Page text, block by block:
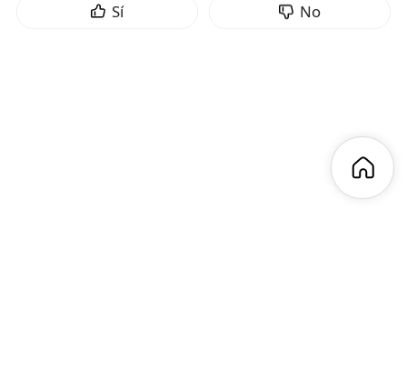
Sí
No